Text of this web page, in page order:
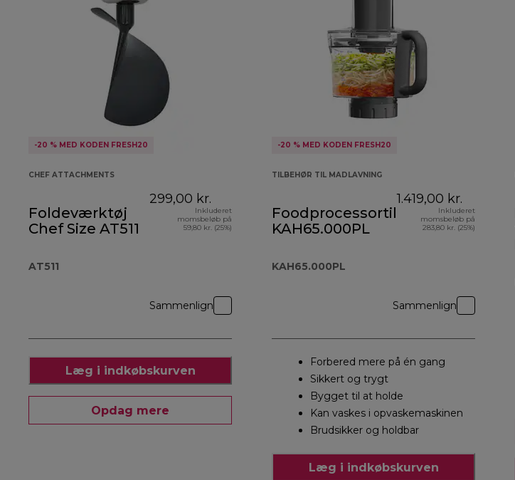
-20 % MED KODEN FRESH20
CHEF ATTACHMENTS
Foldeværktøj
Chef Size AT511
AT511
299,00 kr.
Inkluderet
momsbeløb på
59,80 kr. (25%)
Sammenlign
Læg i indkøbskurven
Opdag mere
-20 % MED KODEN FRESH20
TILBEHØR TIL MADLAVNING
Foodprocessortilbehør
KAH65.000PL
KAH65.000PL
1.419,00 kr.
Inkluderet
momsbeløb på
283,80 kr. (25%)
Sammenlign
Forbered mere på én gang
Sikkert og trygt
Bygget til at holde
Kan vaskes i opvaskemaskinen
Brudsikker og holdbar
Læg i indkøbskurven